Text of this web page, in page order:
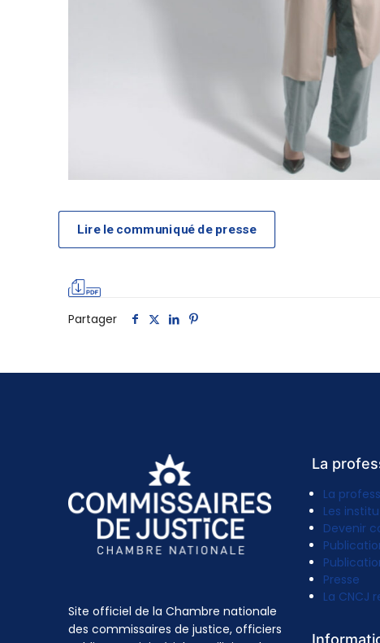
Lire le communiqué de presse
Partager
Site officiel de la Chambre nationale
des commissaires de justice, officiers
La
La
Les
Devenir
Presse
La CNCJ